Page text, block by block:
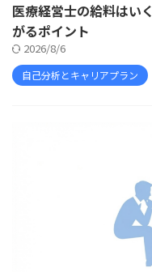
医療経営士の給料はい
がるポイント
2026/8/6
自己分析とキャリアプラン